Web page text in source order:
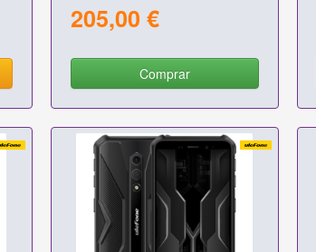
205,00 €
Comprar